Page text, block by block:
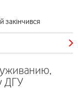
закінчився
ДГУ